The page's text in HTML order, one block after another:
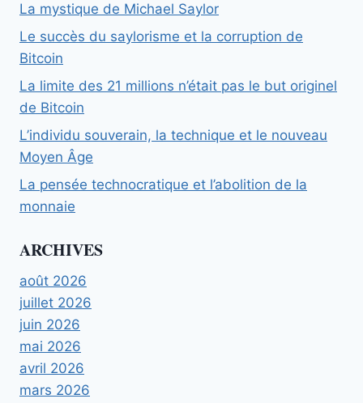
La mystique de Michael Saylor
Le succès du saylorisme et la corruption de
Bitcoin
La limite des 21 millions n’était pas le but originel
de Bitcoin
L’individu souverain, la technique et le nouveau
Moyen Âge
La pensée technocratique et l’abolition de la
monnaie
ARCHIVES
août 2026
juillet 2026
juin 2026
mai 2026
avril 2026
mars 2026